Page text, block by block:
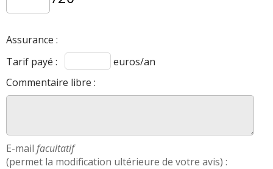
Assurance :
Tarif payé :
euros/an
Commentaire libre :
E-mail facultatif
(permet la modification ultérieure de votre avis) :